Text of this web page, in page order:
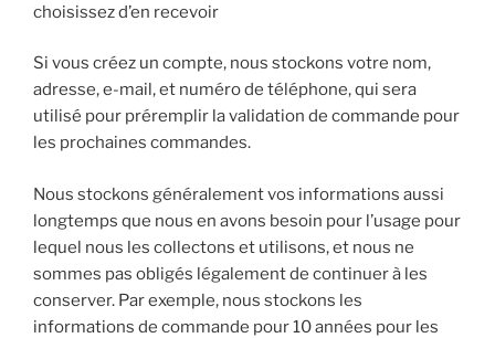
choisissez d’en recevoir
Si vous créez un compte, nous stockons votre nom,
adresse, e-mail, et numéro de téléphone, qui sera
utilisé pour préremplir la validation de commande pour
les prochaines commandes.
Nous stockons généralement vos informations aussi
longtemps que nous en avons besoin pour l’usage pour
lequel nous les collectons et utilisons, et nous ne
sommes pas obligés légalement de continuer à les
conserver. Par exemple, nous stockons les
informations de commande pour 10 années pour les